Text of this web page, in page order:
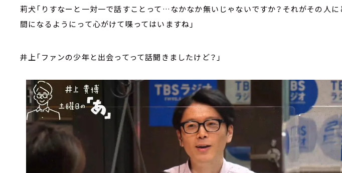
莉犬「りすなーと一対一で話すことって…なかなか無いじゃないですか？それがその人に
間になるようにって心がけて喋ってはいますね」
井上「ファンの少年と出会ってって話聞きましたけど？」